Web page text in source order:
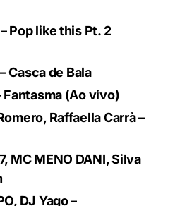
Pop like this Pt. 2
Casca de Bala
Fantasma (Ao vivo)
Raffaella Carrà –
MC MENO DANI, Silva
DJ Yago –